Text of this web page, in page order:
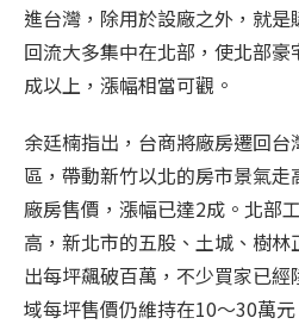
進台灣，除用於設廠之外，就
回流大多集中在北部，使北部
成以上，漲幅相當可觀。
余廷楠指出，台商將廠房遷回
區，帶動新竹以北的房市景氣走
廠房售價，漲幅已達2成。北部
高，新北市的五股、土城、樹
出每坪飆破百萬，不少買家已
域每坪售價仍維持在10～30萬元